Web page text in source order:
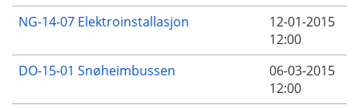
NG-14-07 Elektroinstallasjon
12-01-2015
12:00
DO-15-01 Snøheimbussen
06-03-2015
12:00